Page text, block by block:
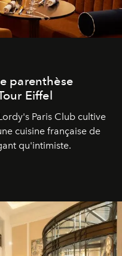
parenthèse
Eiffel
Paris Club cultive
cuisine française de
qu'intimiste.